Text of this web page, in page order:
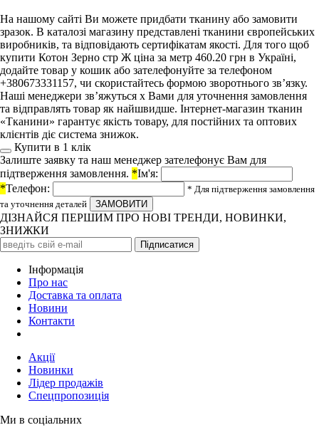
На нашому сайті Ви можете придбати тканину або замовити
зразок. В каталозі магазину представлені тканини європейських
виробників, та відповідають сертифікатам якості. Для того щоб
купити Котон Зерно стр Ж ціна за метр 460.20 грн в Україні,
додайте товар у кошик або зателефонуйте за телефоном
+380673331157, чи скористайтесь формою зворотнього зв’язку.
Наші менеджери зв’яжуться х Вами для уточнення замовлення
та відправлять товар як найшвидше. Інтернет-магазин тканин
«Тканини» гарантує якість товару, для постійних та оптових
клієнтів діє система знижок.
Купити в 1 клiк
Залиште заявку та наш менеджер зателефонує Вам для
підтверження замовлення. *Ім'я:
*Телефон:
* Для підтверження замовлення
та уточнення деталей
ДІЗНАЙСЯ ПЕРШИМ ПРО НОВІ ТРЕНДИ, НОВИНКИ,
ЗНИЖКИ
Iнформація
Про нас
Доставка та оплата
Новини
Контакти
Акції
Новинки
Лідер продажів
Спецпропозиція
Ми в соціальних